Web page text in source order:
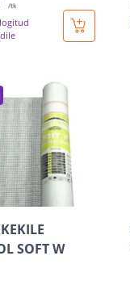
/tk
SOFT W